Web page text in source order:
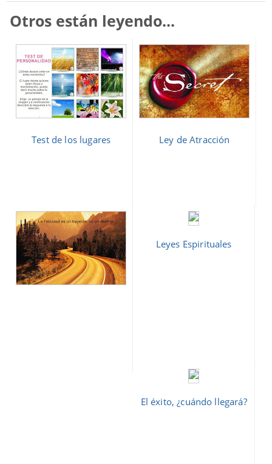
Otros están leyendo...
Test de los lugares Ley de Atracción
Leyes Espirituales
El éxito, ¿cuándo llegará?